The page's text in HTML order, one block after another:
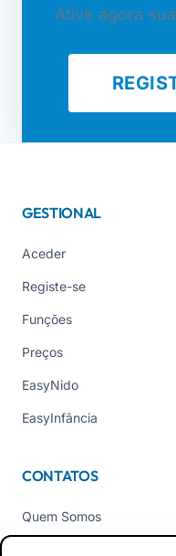
Ative agora
GESTIONAL
Aceder
Registe-se
Funções
Preços
EasyNido
EasyInfância
CONTATOS
Quem Somos